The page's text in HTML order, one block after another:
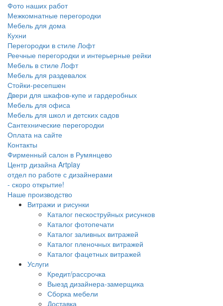
Фото наших работ
Межкомнатные перегородки
Мебель для дома
Кухни
Перегородки в стиле Лофт
Реечные перегородки и интерьерные рейки
Мебель в стиле Лофт
Мебель для раздевалок
Стойки-ресепшен
Двери для шкафов-купе и гардеробных
Мебель для офиса
Мебель для школ и детских садов
Сантехнические перегородки
Оплата на сайте
Контакты
Фирменный салон в Румянцево
Центр дизайна Artplay
отдел по работе с дизайнерами
- скоро открытие!
Наше производство
Витражи и рисунки
Каталог пескоструйных рисунков
Каталог фотопечати
Каталог заливных витражей
Каталог пленочных витражей
Каталог фацетных витражей
Услуги
Кредит/рассрочка
Выезд дизайнера-замерщика
Сборка мебели
Доставка